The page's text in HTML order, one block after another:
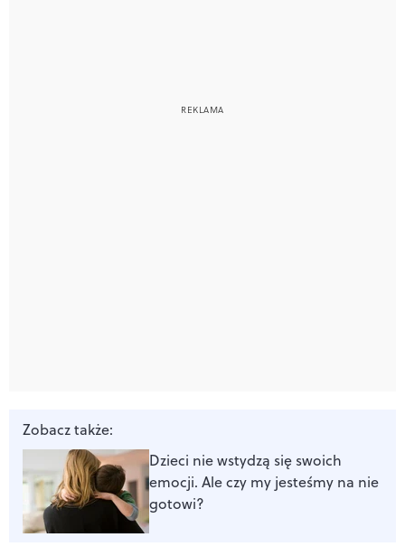
Zobacz także:
Dzieci nie wstydzą się swoich
emocji. Ale czy my jesteśmy na nie
gotowi?